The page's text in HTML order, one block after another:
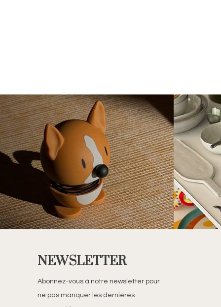
NEWSLETTER
Abonnez-vous à notre newsletter pour
ne pas manquer les dernières